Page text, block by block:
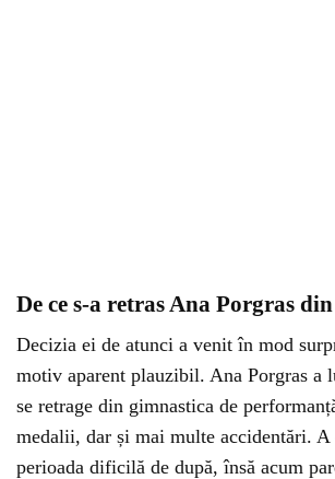
De ce s-a retras Ana Porgras
Decizia ei de atunci a venit în mod
motiv aparent plauzibil. Ana Porgras a
se retrage din gimnastica de
medalii, dar și mai multe accidentări. A
perioada dificilă de după, însă acum